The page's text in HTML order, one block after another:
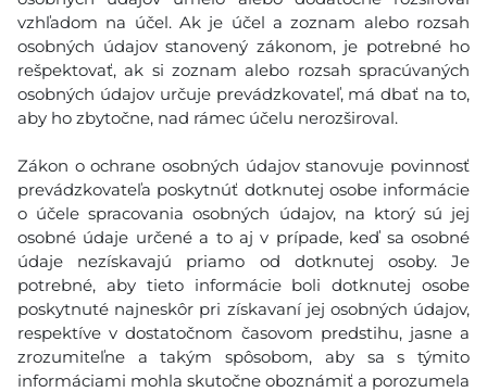
vzhľadom na účel. Ak je účel a zoznam alebo rozsah
osobných údajov stanovený zákonom, je potrebné ho
rešpektovať, ak si zoznam alebo rozsah spracúvaných
osobných údajov určuje prevádzkovateľ, má dbať na to,
aby ho zbytočne, nad rámec účelu nerozširoval.
Zákon o ochrane osobných údajov stanovuje povinnosť
prevádzkovateľa poskytnúť dotknutej osobe informácie
o účele spracovania osobných údajov, na ktorý sú jej
osobné údaje určené a to aj v prípade, keď sa osobné
údaje nezískavajú priamo od dotknutej osoby. Je
potrebné, aby tieto informácie boli dotknutej osobe
poskytnuté najneskôr pri získavaní jej osobných údajov,
respektíve v dostatočnom časovom predstihu, jasne a
zrozumiteľne a takým spôsobom, aby sa s týmito
informáciami mohla skutočne oboznámiť a porozumela